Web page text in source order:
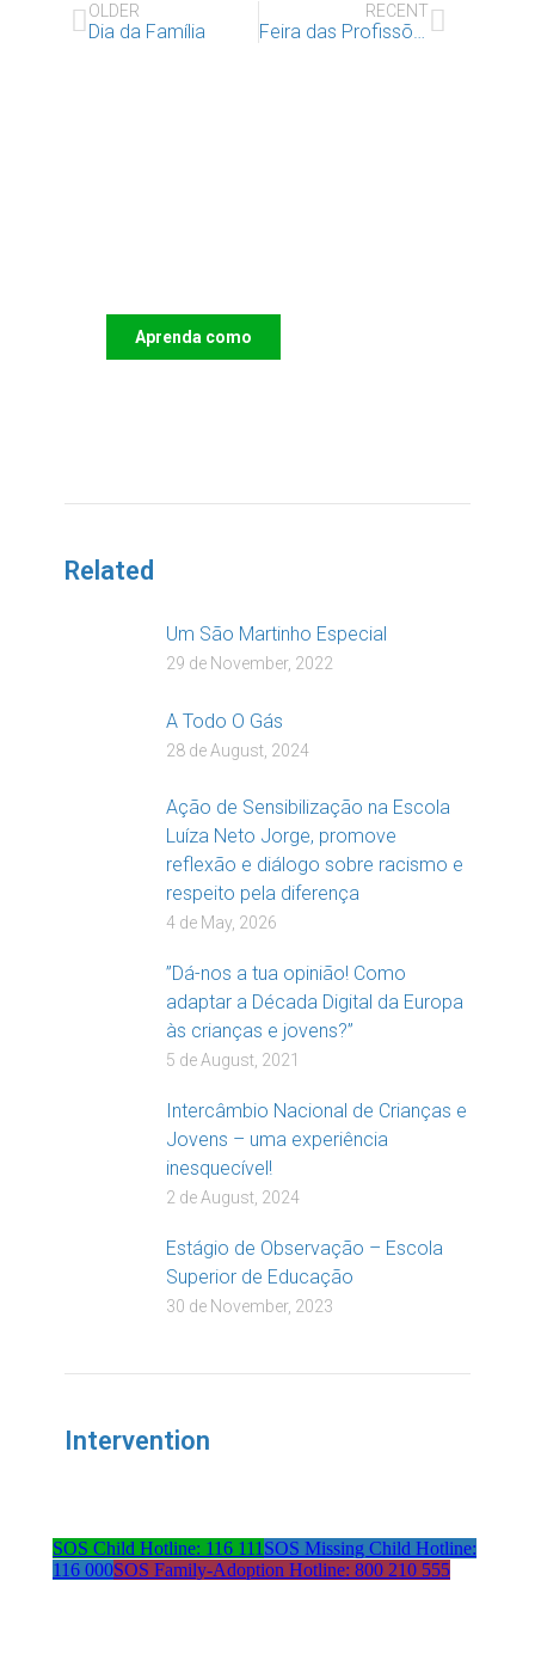
OLDER
Dia da Família
RECENT
Feira das Profissões da Alta de Lisboa
Aprenda como
Related
Um São Martinho Especial
29 de November, 2022
A Todo O Gás
28 de August, 2024
Ação de Sensibilização na Escola
Luíza Neto Jorge, promove
reflexão e diálogo sobre racismo e
respeito pela diferença
4 de May, 2026
”Dá-nos a tua opinião! Como
adaptar a Década Digital da Europa
às crianças e jovens?”
5 de August, 2021
Intercâmbio Nacional de Crianças e
Jovens – uma experiência
inesquecível!
2 de August, 2024
Estágio de Observação – Escola
Superior de Educação
30 de November, 2023
Intervention
SOS Child Hotline: 116 111SOS Missing Child Hotline:
116 000SOS Family-Adoption Hotline: 800 210 555